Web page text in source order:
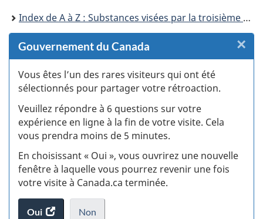
Index de A à Z : Substances visées par la troisième phase du Plan de gestion des produits chimiques
Gouvernement du Canada
Vous êtes l’un des rares visiteurs qui ont été
sélectionnés pour partager votre rétroaction.
Veuillez répondre à 6 questions sur votre
expérience en ligne à la fin de votre visite. Cela
vous prendra moins de 5 minutes.
En choisissant « Oui », vous ouvrirez une nouvelle
fenêtre à laquelle vous pourrez revenir une fois
votre visite à Canada.ca terminée.
Oui
accéder
Non
×